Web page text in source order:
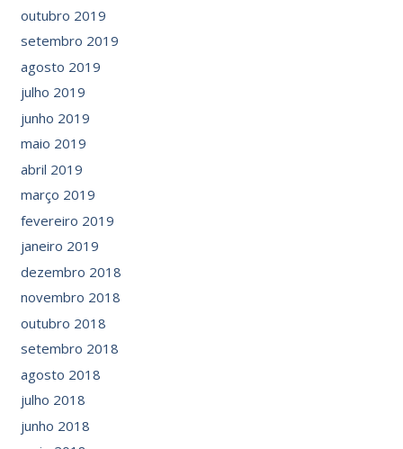
outubro 2019
setembro 2019
agosto 2019
julho 2019
junho 2019
maio 2019
abril 2019
março 2019
fevereiro 2019
janeiro 2019
dezembro 2018
novembro 2018
outubro 2018
setembro 2018
agosto 2018
julho 2018
junho 2018